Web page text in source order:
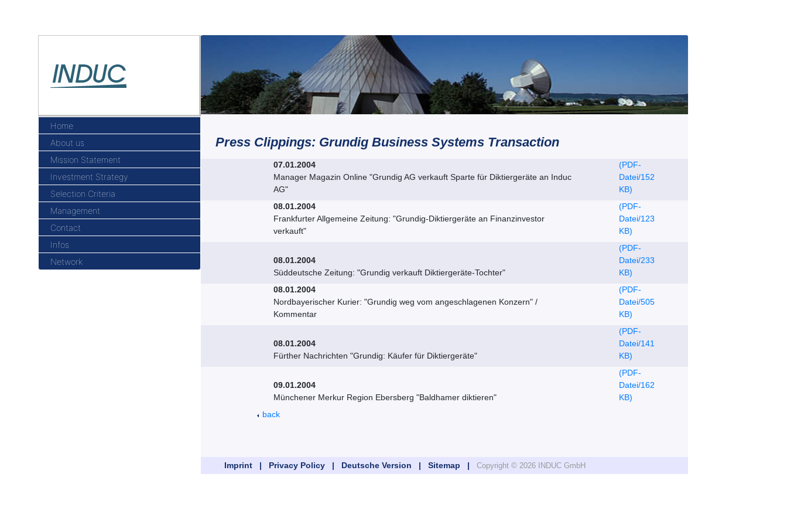
Home
About us
Mission Statement
Investment Strategy
Selection Criteria
Management
Contact
Infos
Network
Press Clippings: Grundig Business Systems Transaction
07.01.2004
Manager Magazin Online "Grundig AG verkauft Sparte für Diktiergeräte an Induc
AG"
(PDF-
Datei/152
KB)
08.01.2004
Frankfurter Allgemeine Zeitung: "Grundig-Diktiergeräte an Finanzinvestor
verkauft"
(PDF-
Datei/123
KB)
08.01.2004
Süddeutsche Zeitung: "Grundig verkauft Diktiergeräte-Tochter"
(PDF-
Datei/233
KB)
08.01.2004
Nordbayerischer Kurier: "Grundig weg vom angeschlagenen Konzern" /
Kommentar
(PDF-
Datei/505
KB)
08.01.2004
Fürther Nachrichten "Grundig: Käufer für Diktiergeräte"
(PDF-
Datei/141
KB)
09.01.2004
Münchener Merkur Region Ebersberg "Baldhamer diktieren"
(PDF-
Datei/162
KB)
back
Imprint | Privacy Policy | Deutsche Version | Sitemap | Copyright © 2026 INDUC GmbH